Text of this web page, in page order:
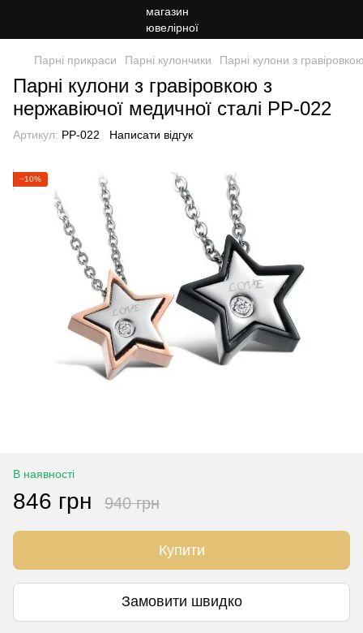
Парні прикраси Парні кулончики Парні кулони з
Парні кулони з гравіровкою з
нержавіючої медичної сталі PP-022
Артикул: PP-022 Написати відгук
−10%
В наявності
846 грн 940 грн
Купити
Замовити швидко